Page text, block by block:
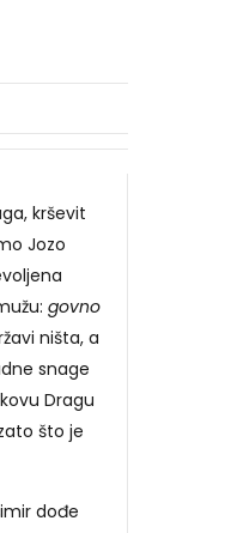
krševit
Jozo
govno
ništa, a
snage
Dragu
što je
dođe